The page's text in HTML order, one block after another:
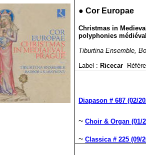
●Cor Europae
Christmas in
polyphonies
Tiburtina Ensemble,
Label : Ricecar
Diapason # 687 (02/
~Choir & Organ (01/
~Classica # 225 (09/